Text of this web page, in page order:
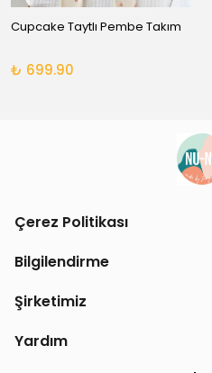
Cupcake Taytlı Pembe Takım
₺ 699.90
Çerez Politikası
Bilgilendirme
Şirketimiz
Yardım